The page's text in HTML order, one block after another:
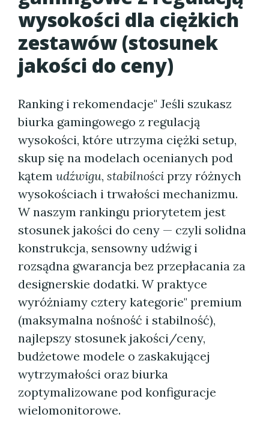
wysokości dla ciężkich
zestawów (stosunek
jakości do ceny)
Ranking i rekomendacje" Jeśli szukasz
biurka gamingowego z regulacją
wysokości, które utrzyma ciężki setup,
skup się na modelach ocenianych pod
kątem udźwigu, stabilności przy różnych
wysokościach i trwałości mechanizmu.
W naszym rankingu priorytetem jest
stosunek jakości do ceny — czyli solidna
konstrukcja, sensowny udźwig i
rozsądna gwarancja bez przepłacania za
designerskie dodatki. W praktyce
wyróżniamy cztery kategorie" premium
(maksymalna nośność i stabilność),
najlepszy stosunek jakości/ceny,
budżetowe modele o zaskakującej
wytrzymałości oraz biurka
zoptymalizowane pod konfiguracje
wielomonitorowe.